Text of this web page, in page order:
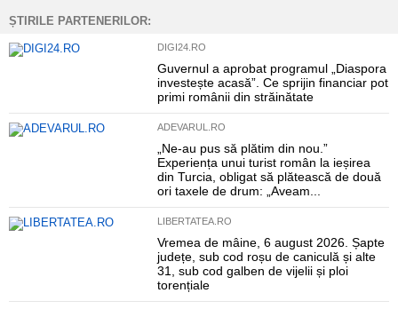
ȘTIRILE PARTENERILOR:
DIGI24.RO
Guvernul a aprobat programul „Diaspora
investește acasă”. Ce sprijin financiar pot
primi românii din străinătate
ADEVARUL.RO
„Ne-au pus să plătim din nou.”
Experiența unui turist român la ieșirea
din Turcia, obligat să plătească de două
ori taxele de drum: „Aveam...
LIBERTATEA.RO
Vremea de mâine, 6 august 2026. Șapte
județe, sub cod roșu de caniculă și alte
31, sub cod galben de vijelii și ploi
torențiale